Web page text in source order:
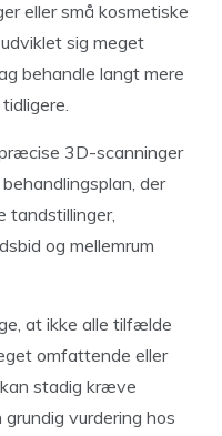
eller små kosmetiske
sig meget
behandle langt mere
3D-scanninger
der
tandstillinger,
og mellemrum
at ikke alle tilfælde
omfattende eller
stadig kræve
vurdering hos